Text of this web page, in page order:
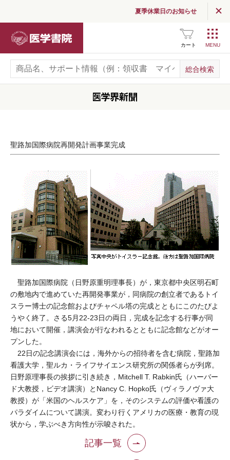
夏季休業日のお知らせ
カート
お問い合わせ
聖路加国際病院再開発計画事業完成
聖路加国際病院（日野原重明理事長）が，東京都中央区明石町
の敷地内で進めていた再開発事業が，同病院の創立者であるトイ
スラー博士の記念館およびチャペル塔の完成とともにこのたびよ
うやく終了。さる5月22-23日の両日，完成を記念する行事が同
地において開催，講演会が行なわれるとともに記念館などがオー
プンした。
22日の記念講演会には，海外からの招待者を含む病院，聖路加
看護大学，聖ルカ・ライフサイエンス研究所の関係者らが列席。
日野原理事長の挨拶に引き続き，Mitchell T. Rabkin氏（ハーバー
ド大教授，ビデオ講演）とNancy C. Hopko氏（ヴィラノヴァ大
教授）が「米国のヘルスケア」を，そのシステムの評価や看護の
パラダイムについて講演。変わり行くアメリカの医療・教育の現
状から，学ぶべき方向性が示唆された。
記事一覧